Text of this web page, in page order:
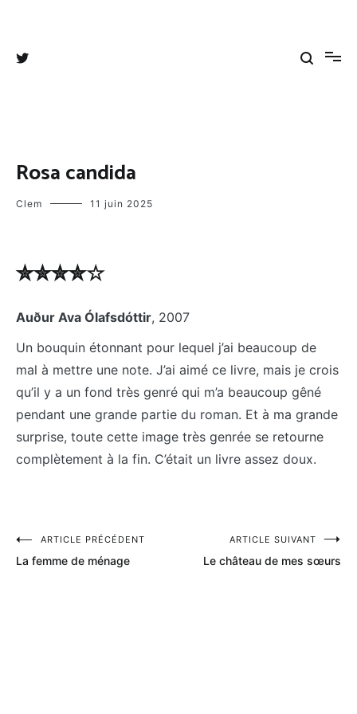
Rosa candida
Clem 11 juin 2025
✮✮✮✮☆
Auður Ava Ólafsdóttir, 2007
Un bouquin étonnant pour lequel j’ai beaucoup de
mal à mettre une note. J’ai aimé ce livre, mais je crois
qu’il y a un fond très genré qui m’a beaucoup gêné
pendant une grande partie du roman. Et à ma grande
surprise, toute cette image très genrée se retourne
complètement à la fin. C’était un livre assez doux.
Navigation
de
ARTICLE PRÉCÉDENT
La femme de ménage
ARTICLE SUIVANT
Le château de mes sœurs